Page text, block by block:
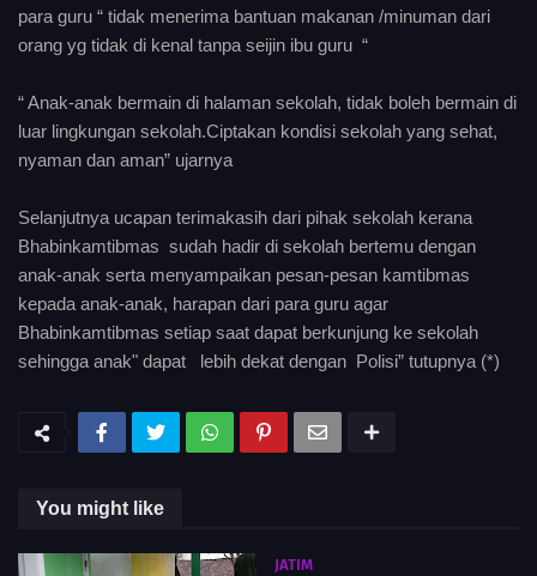
para guru “ tidak menerima bantuan makanan /minuman dari
orang yg tidak di kenal tanpa seijin ibu guru “
“ Anak-anak bermain di halaman sekolah, tidak boleh bermain di
luar lingkungan sekolah.Ciptakan kondisi sekolah yang sehat,
nyaman dan aman” ujarnya
Selanjutnya ucapan terimakasih dari pihak sekolah kerana
Bhabinkamtibmas sudah hadir di sekolah bertemu dengan
anak-anak serta menyampaikan pesan-pesan kamtibmas
kepada anak-anak, harapan dari para guru agar
Bhabinkamtibmas setiap saat dapat berkunjung ke sekolah
sehingga anak" dapat lebih dekat dengan Polisi” tutupnya (*)
You might like
JATIM